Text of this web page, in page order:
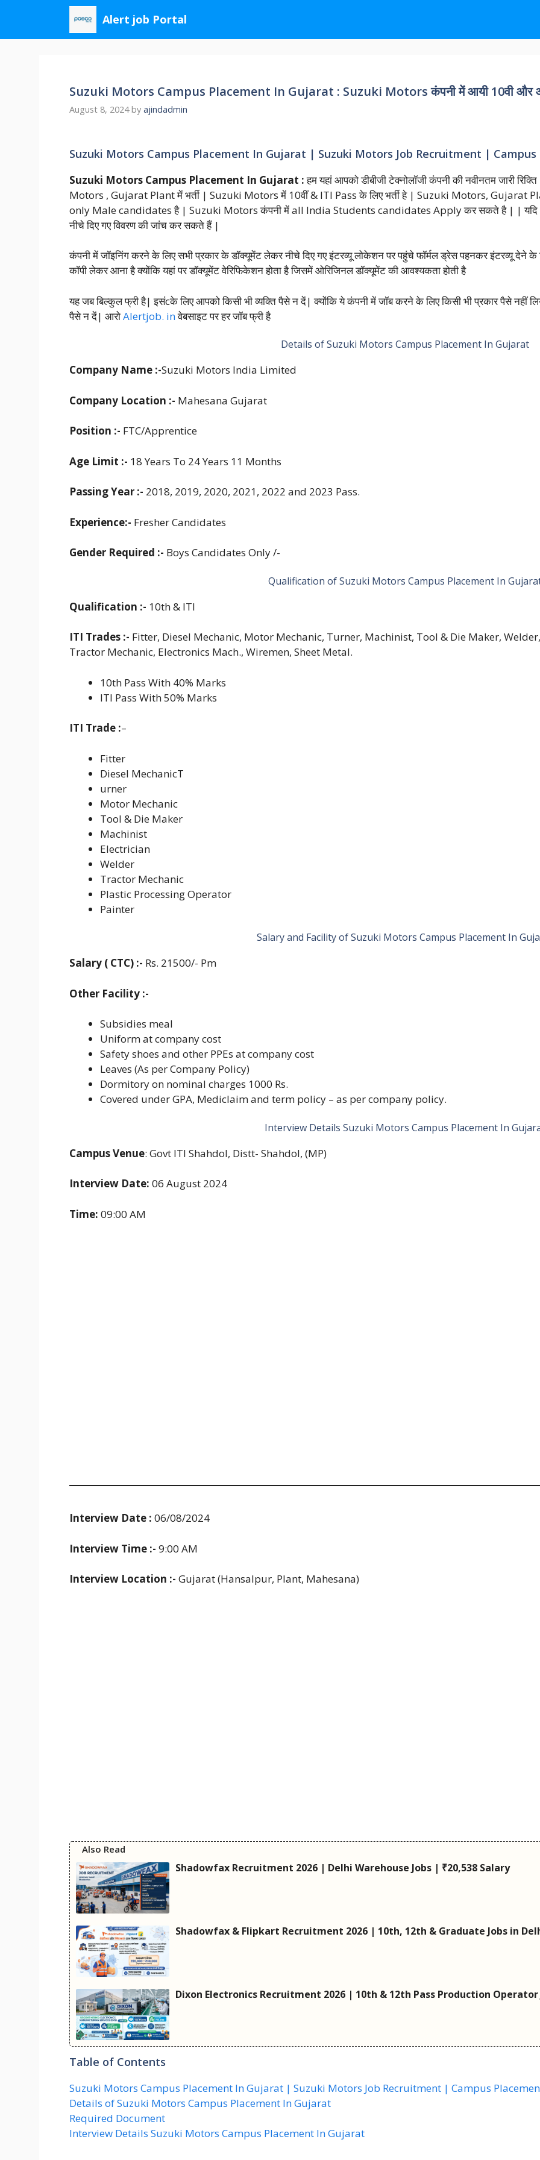
content
Alert job Portal
Suzuki Motors Campus Placement In Gujarat : Suzuki Motors कंपनी में आयी 10वी और
August 8, 2024 by ajindadmin
Suzuki Motors Campus Placement In Gujarat | Suzuki Motors Job Recruitment | Campus
Suzuki Motors Campus Placement In Gujarat :हम यहां आपको डीबीजी टेक्नोलॉजी कंपनी की नवीनतम जारी
Motors , Gujarat Plant में भर्ती | Suzuki Motors में 10वीं & ITI Pass के लिए भर्ती हे | Suzuki Motors, Gujarat
only Male candidates है | Suzuki Motors कंपनी में all India Students candidates Apply कर सकते है | | यदि
नीचे दिए गए विवरण की जांच कर सकते हैं |
कंपनी में जॉइनिंग करने के लिए सभी प्रकार के डॉक्यूमेंट लेकर नीचे दिए गए इंटरव्यू लोकेशन पर पहुंचे फॉर्मल ड्रेस पहनकर इंटरव्यू
कॉपी लेकर आना है क्योंकि यहां पर डॉक्यूमेंट वेरिफिकेशन होता है जिसमें ओरिजिनल डॉक्यूमेंट की आवश्यकता होती है
यह जब बिल्कुल फ्री है| इसंcके लिए आपको किसी भी व्यक्ति पैसे न दें| क्योंकि ये कंपनी में जॉब करने के लिए किसी भी प्रकार पैसे नहीं
पैसे न दें| आरोAlertjob. inवेबसाइट पर हर जॉब फ्री है
Details of Suzuki Motors Campus Placement In Gujarat
Company Name :-Suzuki Motors India Limited
Company Location :- Mahesana Gujarat
Position :- FTC/Apprentice
Age Limit :- 18 Years To 24 Years 11 Months
Passing Year :- 2018, 2019, 2020, 2021, 2022 and 2023 Pass.
Experience:- Fresher Candidates
Gender Required :- Boys Candidates Only /-
Qualification of Suzuki Motors Campus Placement In
Qualification :- 10th & ITI
ITI Trades :- Fitter, Diesel Mechanic, Motor Mechanic, Turner, Machinist, Tool & Die Maker,
Tractor Mechanic, Electronics Mach., Wiremen, Sheet Metal.
10th Pass With 40% Marks
ITI Pass With 50% Marks
ITI Trade :–
Fitter
Diesel MechanicT
urner
Motor Mechanic
Tool & Die Maker
Machinist
Electrician
Welder
Tractor Mechanic
Plastic Processing Operator
Painter
Salary and Facility of Suzuki Motors Campus Placement In
Salary ( CTC) :- Rs. 21500/- Pm
Other Facility :-
Subsidies meal
Uniform at company cost
Safety shoes and other PPEs at company cost
Leaves (As per Company Policy)
Dormitory on nominal charges 1000 Rs.
Covered under GPA, Mediclaim and term policy – as per company policy.
Interview Details Suzuki Motors Campus Placement In
Campus Venue: Govt ITI Shahdol, Distt- Shahdol, (MP)
Interview Date: 06 August 2024
Time: 09:00 AM
Interview Date : 06/08/2024
Interview Time :- 9:00 AM
Interview Location :- Gujarat (Hansalpur, Plant, Mahesana)
Also Read
Shadowfax Recruitment 2026 | Delhi Warehouse Jobs | ₹20,538 Salary
Shadowfax & Flipkart Recruitment 2026 | 10th, 12th & Graduate Jobs in
Dixon Electronics Recruitment 2026 | 10th & 12th Pass Production Operator
Table of Contents
Suzuki Motors Campus Placement In Gujarat | Suzuki Motors Job Recruitment | Campus
Details of Suzuki Motors Campus Placement In Gujarat
Required Document
Interview Details Suzuki Motors Campus Placement In Gujarat